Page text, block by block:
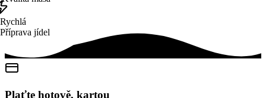
Rychlá
Příprava jídel
Plaťte hotově, kartou